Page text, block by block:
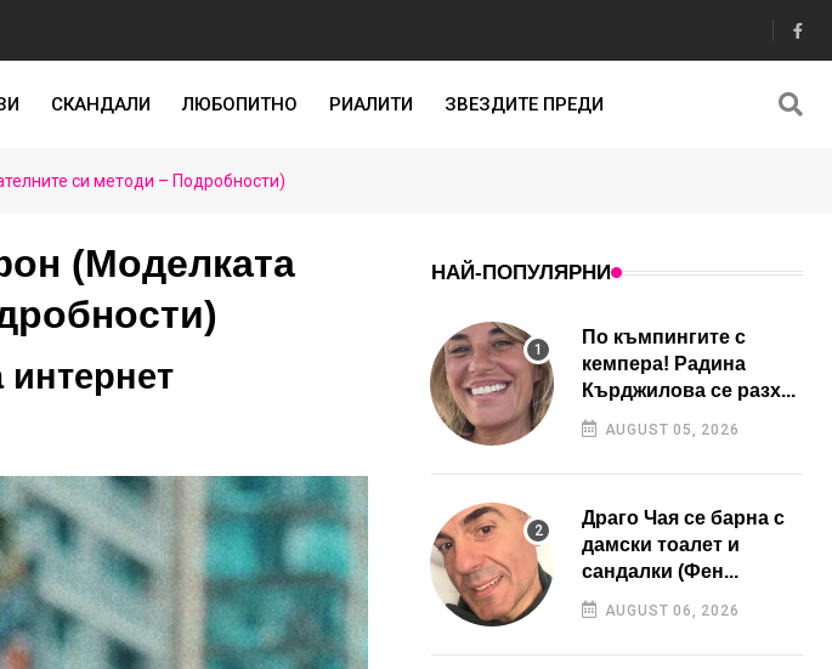
СКАНДАЛИ ЛЮБОПИТНО РИАЛИТИ ЗВЕЗДИТЕ ПРЕДИ
си методи – Подробности)
(Моделката
интернет
НАЙ-ПОПУЛЯРНИ
По къмпингите с
кемпера! Радина
Кърджилова се разх...
AUGUST 05, 2026
Драго Чая се барна с
дамски тоалет и
сандалки (Фен...
AUGUST 06, 2026